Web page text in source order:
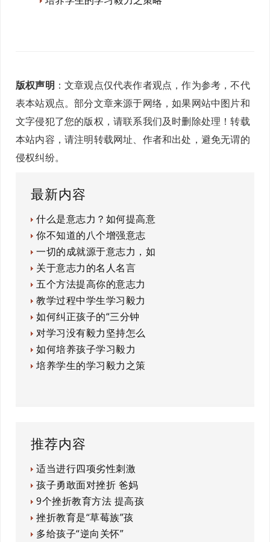
版权声明 ：文章观点仅代表作者观点，作为参考，不代
表本站观点。部分文章来源于网络，如果网站中图片和
文字侵犯了您的版权，请联系我们及时删除处理！转载
本站内容，请注明转载网址、作者和出处，避免无谓的
侵权纠纷。
最新内容
什么是意志力？如何提高意
你不知道的八个增强意志
一切的成就源于意志力，如
关于意志力的名人名言
五个方法提高你的意志力
教学过程中学生学习毅力
如何纠正孩子的“三分钟
对学习没有毅力坚持怎么
如何培养孩子学习毅力
培养学生的学习毅力之策
推荐内容
适当进行四项劣性刺激
孩子勇敢面对挫折 爸妈
9个挫折教育方法 提高孩
挫折教育是“草莓族”孩
多给孩子“逆向关怀”